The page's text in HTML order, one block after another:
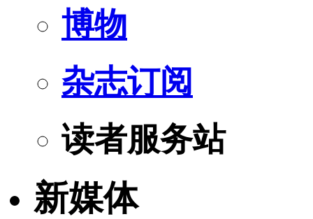
博物
杂志订阅
读者服务站
新媒体